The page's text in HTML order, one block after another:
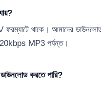
থাকে। আমাদের
MP3 পর্যন্ত।
করতে পারি?